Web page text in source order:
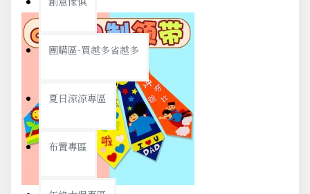
團購區-買越多省越多
夏日涼涼專區
布置專區